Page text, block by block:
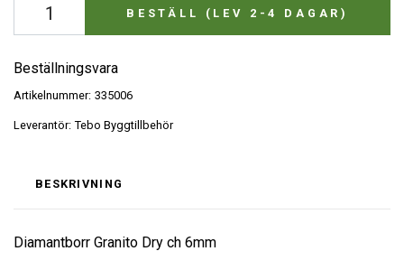
BESTÄLL (LEV 2-4 DAGAR)
Beställningsvara
Artikelnummer: 335006
Leverantör: Tebo Byggtillbehör
BESKRIVNING
Diamantborr Granito Dry ch 6mm